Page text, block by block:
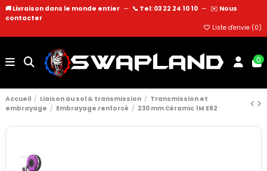
🚚 Livraison dans le monde entier — 📞 Tel: 03 22 24 10 10 — ✉️ Nous
contacter
Liste d'envie (0)
0
Accueil Liaison au sol & transmission
Transmission et
embrayage
Embrayage renforcé 230 mm Céramic 1M E82